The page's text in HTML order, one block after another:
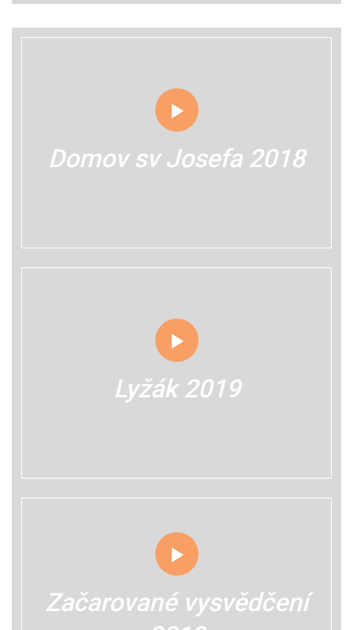
Domov sv Josefa 2018
Lyžák 2019
Začarované vysvědčení